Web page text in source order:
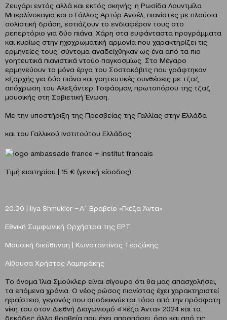
Ζευγάρι εντός αλλά και εκτός σκηνής, η Ρωσίδα Λουντμίλα
Μπερλίνσκαγια και ο Γάλλος Αρτύρ Ανσέλ, πιανίστες με πλούσια
σολιστική δράση, εστιάζουν το ενδιαφέρον τους στο
ρεπερτόριο για δύο πιάνα. Χάρη στα ευφάνταστα προγράμματα
και κυρίως στην ηχοχρωματική αρμονία που χαρακτηρίζει τις
ερμηνείες τους, σύντομα αναδείχθηκαν ως ένα από τα πιο
γοητευτικά πιανιστικά ντούο παγκοσμίως. Στο Μέγαρο
ερμηνεύουν το μόνα έργα του Σοστακόβιτς που γράφτηκαν
εξαρχής για δύο πιάνα και γοητευτικές συνθέσεις με τζαζ
απόχρωση του Αλεξάντερ Τσφάσμαν, πρωτοπόρου της τζαζ
μουσικής στη Σοβιετική Ένωση.
Με την υποστήριξη της Πρεσβείας της Γαλλίας στην Ελλάδα
και του Γαλλικού Ινστιτούτου Ελλάδος
Τιμή εισιτηρίου | 15 € (γενική είσοδος)
20:30 | Ilya Shmukler ̶ Α΄ Βραβείο «Γκέζα Άντα»
Εθνική Συμφωνική Ορχήστρα της ΕΡΤ
Μουσική διεύθυνση | Κωνσταντίνος Τερζάκης
Αίθουσα Χρήστος Λαμπράκης
Το όνομα Ίλια Σμούκλερ είναι σίγουρο ότι θα μας απασχολήσει,
τα επόμενα χρόνια. Ο νέος ρώσος πιανίστας έχει χαρακτηριστεί
ηφαίστειο, γεγονός που αποδεικνύεται τόσο από την πρόσφατη
νίκη του στον Διεθνή Διαγωνισμό «Γκέζα Άντα» 2024 και τα
δεκάδες άλλα βραβεία που έχει αποσπάσει, όσο και από τις